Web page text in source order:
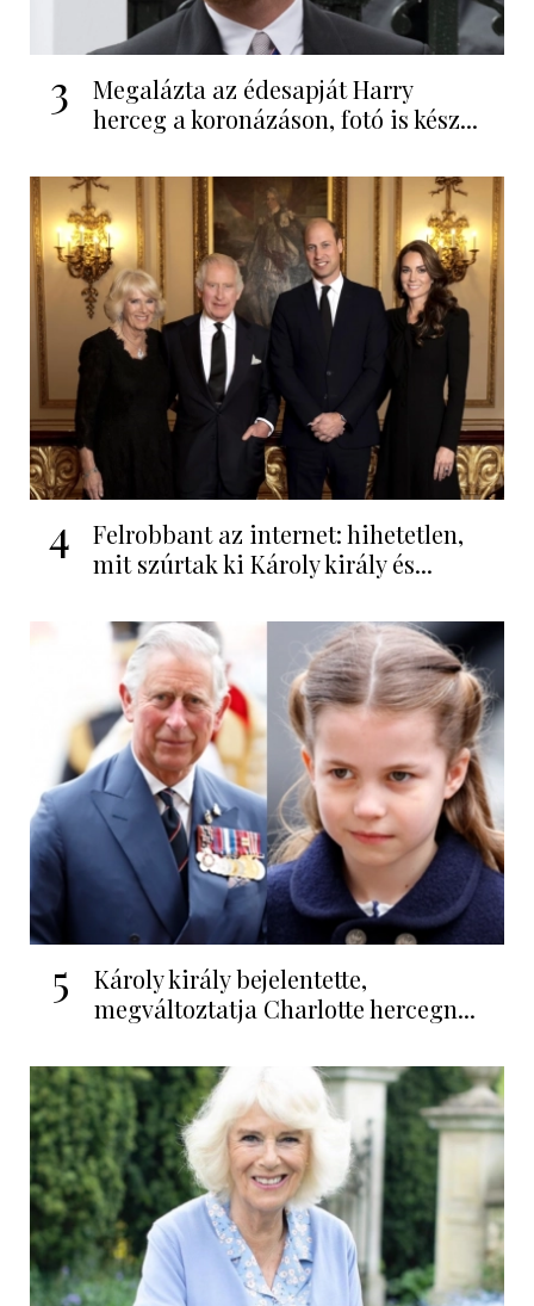
3
Megalázta az édesapját Harry
herceg a koronázáson, fotó is kész...
4
Felrobbant az internet: hihetetlen,
mit szúrtak ki Károly király és...
5
Károly király bejelentette,
megváltoztatja Charlotte hercegn...